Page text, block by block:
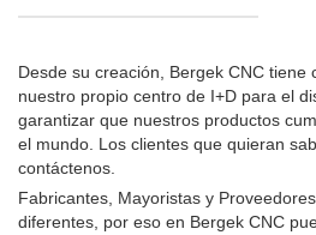
Desde su creación, Bergek CNC
nuestro propio centro de I+D para el
garantizar que nuestros productos
el mundo. Los clientes que quieran
contáctenos.
Fabricantes, Mayoristas y
diferentes, por eso en Bergek CNC